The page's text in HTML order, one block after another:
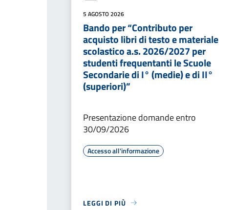
5 AGOSTO 2026
Bando per “Contributo per
acquisto libri di testo e materiale
scolastico a.s. 2026/2027 per
studenti frequentanti le Scuole
Secondarie di I° (medie) e di II°
(superiori)”
Presentazione domande entro
30/09/2026
Accesso all'informazione
LEGGI DI PIÙ